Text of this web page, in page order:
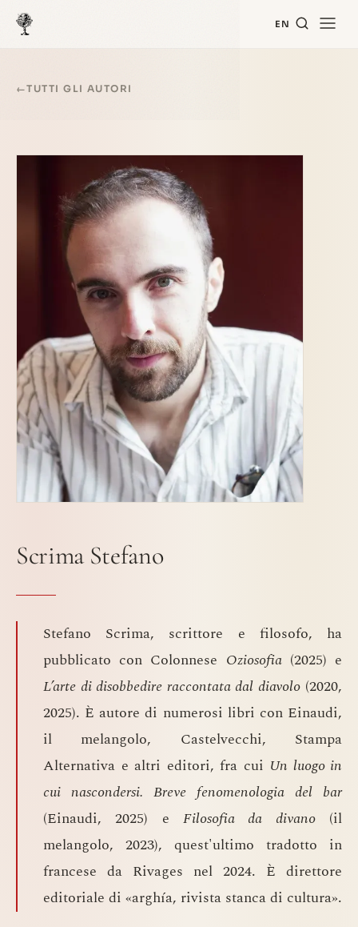
EN
←TUTTI GLI AUTORI
Scrima Stefano
Stefano Scrima, ​scrittore e filosofo, ha
pubblicato con Colonnese ​ Oziosofia(2025) e
L’arte di disobbedire raccontata dal diavolo(2020​,
2025)​. È autore di numerosi libri​ con Einaudi,
il melangolo, Castelvecchi, Stampa
Alternativa e altri editori, fra cui Un luogo in
cui nascondersi. Breve fenomenologia del bar
(Einaudi, 2025) e Filosofia da divano(il
melangolo, 2023), quest'ultimo tradotto in
francese da Rivages nel 2024. È direttore
editoriale di «arghía, rivista stanca di cultura».